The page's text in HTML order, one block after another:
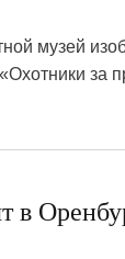
музей
за
в